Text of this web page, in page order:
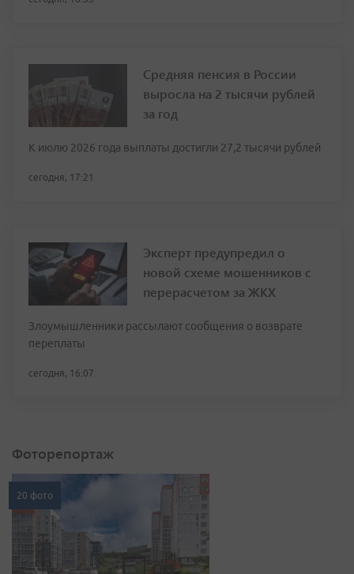
Средняя пенсия в России
выросла на 2 тысячи рублей
за год
К июлю 2026 года выплаты достигли 27,2 тысячи рублей
сегодня, 17:21
Эксперт предупредил о
новой схеме мошенников с
перерасчетом за ЖКХ
Злоумышленники рассылают сообщения о возврате
переплаты
сегодня, 16:07
Фоторепортаж
20 фото